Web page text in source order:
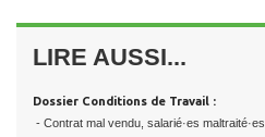
LIRE AUSSI...
Dossier Conditions de Travail :
- Contrat mal vendu, salarié·es maltraité·es